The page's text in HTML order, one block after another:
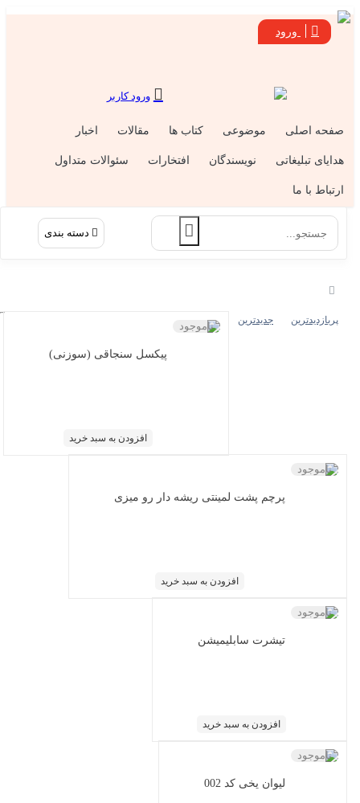
ورود
ورود کاربر
صفحه اصلی موضوعی کتاب ها مقالات اخبار
هدایای تبلیغاتی نویسندگان افتخارات سئوالات متداول
ارتباط با ما
دسته بندی
پربازدیدترین جدیدترین
پیکسل سنجاقی (سوزنی)
ناموجود
افزودن به سبد خرید
پرچم پشت لمینتی ریشه دار رو میزی
ناموجود
افزودن به سبد خرید
تیشرت سابلیمیشن
ناموجود
افزودن به سبد خرید
لیوان یخی کد 002
ناموجود